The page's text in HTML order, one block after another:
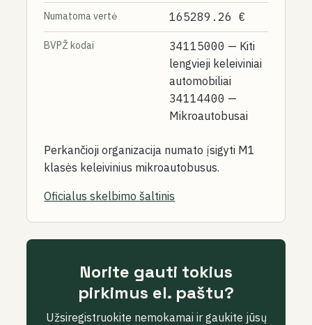
Numatoma vertė 165289.26 €
BVPŽ kodai 34115000 — Kiti
lengvieji keleiviniai
automobiliai
34114400 —
Mikroautobusai
Perkančioji organizacija numato įsigyti M1
klasės keleivinius mikroautobusus.
Oficialus skelbimo šaltinis
Norite gauti tokius
pirkimus el. paštu?
Užsiregistruokite nemokamai ir gaukite jūsų